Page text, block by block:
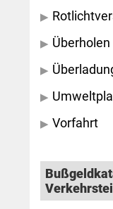
Überholen
Vorfahrt